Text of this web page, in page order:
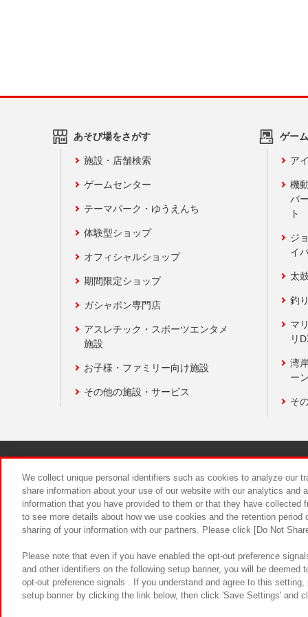
あそび場をさがす
施設・店舗検索
ゲームセンター
テーマパーク・ゆうえんち
体験型ショップ
オフィシャルショップ
期間限定ショップ
ガシャポン専門店
アスレチック・スポーツエンタメ
施設
お子様・ファミリー向け施設
その他の施設・サービス
ゲー
ア
機
バ
ト
ジ
イ
太
釣
マ
リ
湾
ー
そ
食品のご
We collect unique personal identifiers such as cookies to analyze our
share information about your use of our website with our analytics and
information that you have provided to them or that they have
to see more details about how we use cookies and the retention
sharing of your information with our partners. Please click [Do Not
Please note that even if you have enabled the opt-out preference
and other identifiers on the following setup banner, you will be
opt-out preference signals . If you understand and agree to this
setup banner by clicking the link below, then click 'Save Settings' and